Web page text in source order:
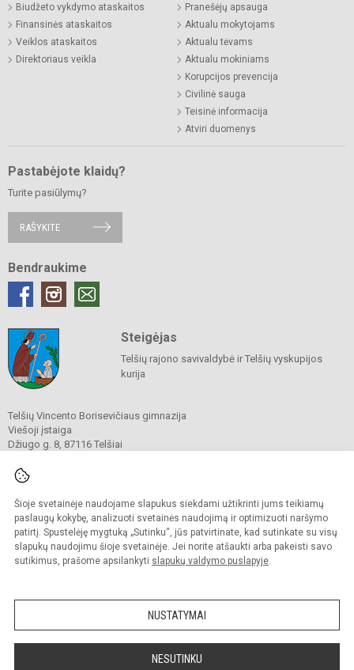
Šioje svetainėje naudojame slapukus siekdami užtikrinti jums teikiamų
paslaugų kokybę, analizuoti svetainės naudojimą ir optimizuoti naršymo
patirtį. Spustelėję mygtuką „Sutinku“, jūs patvirtinate, kad sutinkate su visų
slapukų naudojimu šioje svetainėje. Jei norite atšaukti arba pakeisti savo
sutikimus, prašome apsilankyti slapukų valdymo puslapyje.
NUSTATYMAI
NESUTINKU
Biudžeto vykdymo ataskaitos
Finansinės ataskaitos
Veiklos ataskaitos
Direktoriaus veikla
Pranešėjų apsauga
Aktualu mokytojams
Aktualu tėvams
Aktualu mokiniams
Korupcijos prevencija
Civilinė sauga
Teisinė informacija
Atviri duomenys
Pastabėjote klaidų?
Turite pasiūlymų?
RAŠYKITE
Bendraukime
Steigėjas
Telšių rajono savivaldybė ir Telšių vyskupijos
kurija
Telšių Vincento Borisevičiaus gimnazija
Viešoji įstaiga
Džiugo g. 8, 87116 Telšiai
El. p.
Duomenys kaupiami ir saugomi
Juridinių asmenų registre
Įmonės kodas 190556414
Kopijuoti turinį be raštiško gimnazijos sutikimo griežtai draudžiama.
Prieinamumo paraiška Slapukų politika
Sumanus būdas atnaujinti